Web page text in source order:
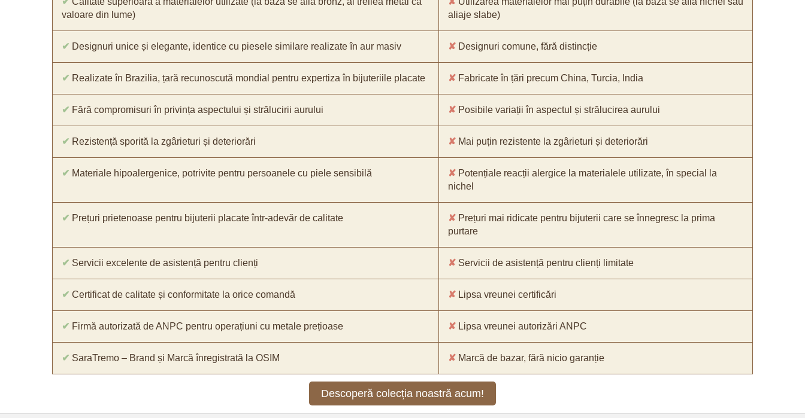
valoare din lume)
aliaje slabe)
✔ Designuri unice și elegante, identice cu piesele similare realizate în aur masiv ✘ Designuri comune, fără distincție
✔ Realizate în Brazilia, țară recunoscută mondial pentru expertiza în bijuteriile placate ✘ Fabricate în țări precum China, Turcia, India
✔ Fără compromisuri în privința aspectului și strălucirii aurului ✘ Posibile variații în aspectul și strălucirea aurului
✔ Rezistență sporită la zgârieturi și deteriorări ✘ Mai puțin rezistente la zgârieturi și deteriorări
✔ Materiale hipoalergenice, potrivite pentru persoanele cu piele sensibilă ✘ Potențiale reacții alergice la materialele utilizate, în special la
nichel
✔ Prețuri prietenoase pentru bijuterii placate într-adevăr de calitate ✘ Prețuri mai ridicate pentru bijuterii care se înnegresc la prima
purtare
✔ Servicii excelente de asistență pentru clienți ✘ Servicii de asistență pentru clienți limitate
✔ Certificat de calitate și conformitate la orice comandă ✘ Lipsa vreunei certificări
✔ Firmă autorizată de ANPC pentru operațiuni cu metale prețioase ✘ Lipsa vreunei autorizări ANPC
✔ SaraTremo – Brand și Marcă înregistrată la OSIM ✘ Marcă de bazar, fără nicio garanție
Descoperă colecția noastră acum!